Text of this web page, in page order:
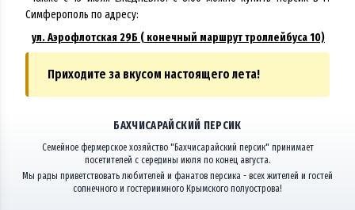
Симферополь по адресу:
ул. Аэрофлотская 29Б ( конечный маршрут троллейбуса 10)
Приходите за вкусом настоящего лета!
БАХЧИСАРАЙСКИЙ ПЕРСИК
Семейное фермерское хозяйство "Бахчисарайский персик" принимает
посетителей с середины июля по конец августа.
Мы рады приветствовать любителей и фанатов персика - всех жителей и гостей
солнечного и гостериимного Крымского полуострова!